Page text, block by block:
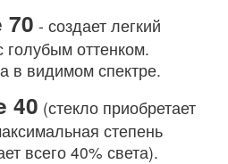
70 - создает легкий
оттенком.
в видимом спектре.
40 (стекло приобретает
степень
всего 40% света).